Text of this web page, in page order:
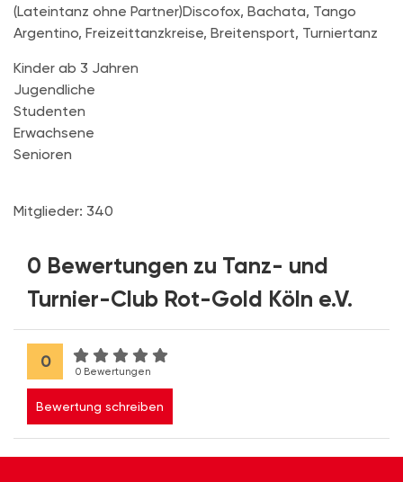
(Lateintanz ohne Partner)Discofox, Bachata, Tango
Argentino, Freizeittanzkreise, Breitensport, Turniertanz
Kinder ab 3 Jahren
Jugendliche
Studenten
Erwachsene
Senioren
Mitglieder: 340
0 Bewertungen zu Tanz- und
Turnier-Club Rot-Gold Köln e.V.
0
0 Bewertungen
Bewertung schreiben